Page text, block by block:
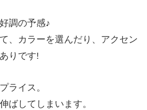
調の予感♪
、カラーを選んだり、アクセン
りです!
ライス。
ばしてしまいます。